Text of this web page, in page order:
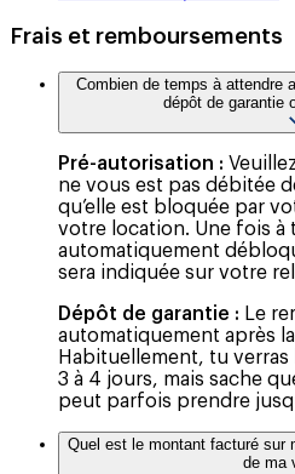
Frais et remboursements
Combien de temps à attendre
dépôt de garantie
Pré-autorisation :
ne vous est pas débitée
qu’elle est bloquée par
votre location. Une fois à
automatiquement
sera indiquée sur votre
Dépôt de garantie : Le
automatiquement après
Habituellement, tu
3 à 4 jours, mais sache
peut parfois prendre
Quel est le montant facturé sur
de ma